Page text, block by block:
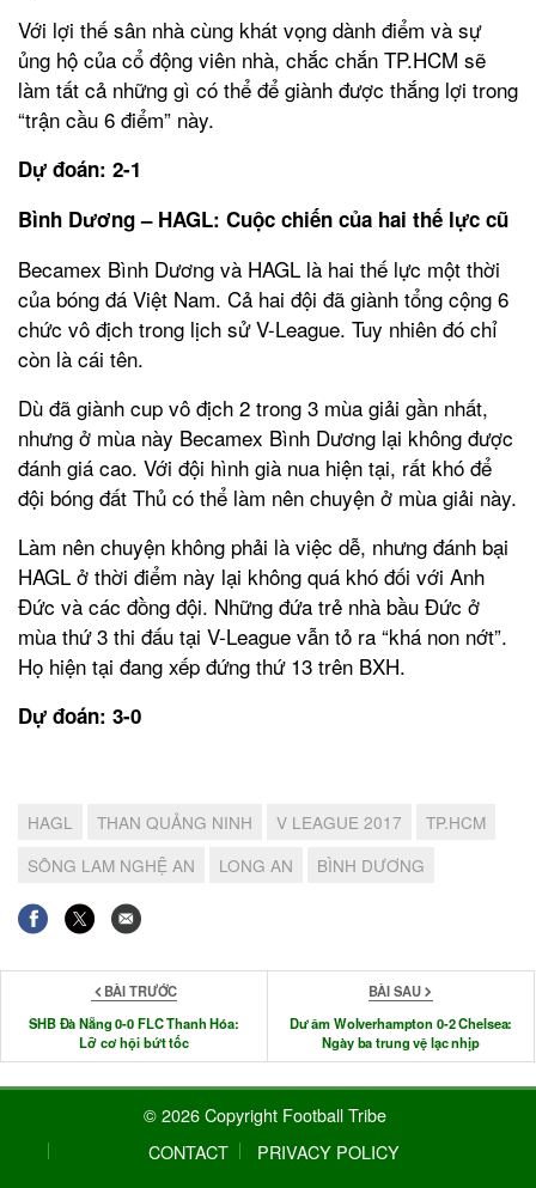
Với lợi thế sân nhà cùng khát vọng dành điểm và sự
ủng hộ của cổ động viên nhà, chắc chắn TP.HCM sẽ
làm tất cả những gì có thể để giành được thắng lợi trong
“trận cầu 6 điểm” này.
Dự đoán: 2-1
Bình Dương – HAGL: Cuộc chiến của hai thế lực cũ
Becamex Bình Dương và HAGL là hai thế lực một thời
của bóng đá Việt Nam. Cả hai đội đã giành tổng cộng 6
chức vô địch trong lịch sử V-League. Tuy nhiên đó chỉ
còn là cái tên.
Dù đã giành cup vô địch 2 trong 3 mùa giải gần nhất,
nhưng ở mùa này Becamex Bình Dương lại không được
đánh giá cao. Với đội hình già nua hiện tại, rất khó để
đội bóng đất Thủ có thể làm nên chuyện ở mùa giải này.
Làm nên chuyện không phải là việc dễ, nhưng đánh bại
HAGL ở thời điểm này lại không quá khó đối với Anh
Đức và các đồng đội. Những đứa trẻ nhà bầu Đức ở
mùa thứ 3 thi đấu tại V-League vẫn tỏ ra “khá non nớt”.
Họ hiện tại đang xếp đứng thứ 13 trên BXH.
Dự đoán: 3-0
HAGL THAN QUẢNG NINH V LEAGUE 2017
TP.HCM
SÔNG LAM NGHỆ AN
LONG AN BÌNH DƯƠNG
BÀI TRƯỚC
SHB Đà Nẵng 0-0 FLC Thanh Hóa:
Lỡ cơ hội bứt tốc
BÀI SAU
Dư âm Wolverhampton 0-2 Chelsea:
Ngày ba trung vệ lạc nhịp
© 2026 Copyright Football Tribe
CONTACT
PRIVACY POLICY